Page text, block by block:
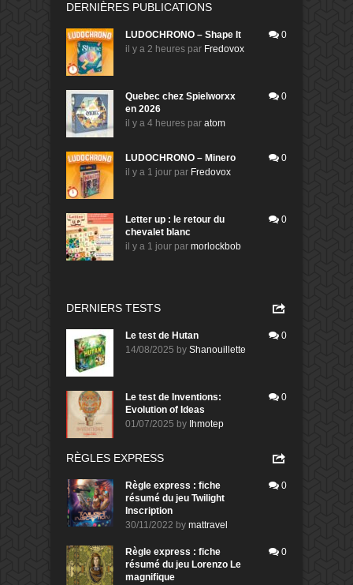
DERNIÈRES PUBLICATIONS
LUDOCHRONO – Shape It
il y a 2 heures par Fredovox
0
Quebec chez Spielworxx
en 2026
il y a 4 heures par atom
0
LUDOCHRONO – Minero
il y a 1 jour par Fredovox
0
Letter up : le retour du
chevalet blanc
il y a 1 jour par morlockbob
0
DERNIERS TESTS
Le test de Hutan
14/08/2025 by Shanouillette
0
Le test de Inventions:
Evolution of Ideas
01/07/2025 by Ihmotep
0
RÈGLES EXPRESS
Règle express : fiche
résumé du jeu Twilight
Inscription
30/11/2022 by mattravel
0
Règle express : fiche
résumé du jeu Lorenzo Le
magnifique
0